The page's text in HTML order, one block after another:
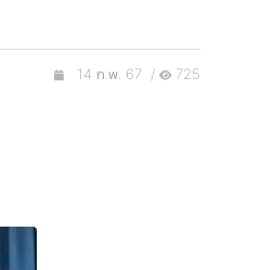
14 ก.พ. 67 / 725